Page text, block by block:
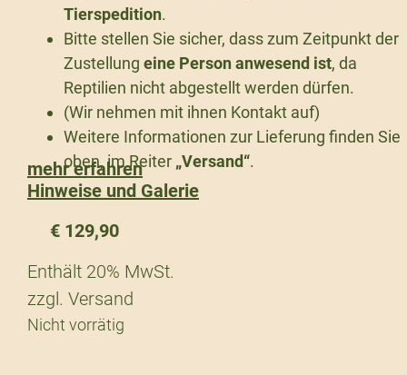
Tierspedition.
Bitte stellen Sie sicher, dass zum Zeitpunkt der
Zustellung eine Person anwesend ist, da
Reptilien nicht abgestellt werden dürfen.
(Wir nehmen mit ihnen Kontakt auf)
Weitere Informationen zur Lieferung finden Sie
oben, im Reiter „Versand“.
mehr erfahren
Hinweise und Galerie
€ 129,90
Enthält 20% MwSt.
zzgl. Versand
Nicht vorrätig